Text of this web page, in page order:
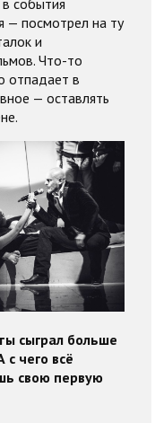
— посмотрел на ту
и
Что-то
отпадает в
— оставлять
сыграл больше
с чего всё
свою первую